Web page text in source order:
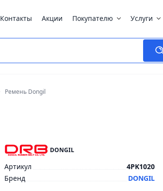
Контакты Акции Покупателю Услуги
Ремень Dongil
DONGIL
Артикул
4PK1020
Бренд
DONGIL